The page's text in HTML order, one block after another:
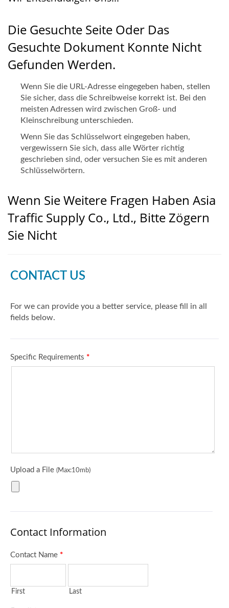
Die Gesuchte Seite Oder Das
Gesuchte Dokument Konnte Nicht
Gefunden Werden.
Wenn Sie die URL-Adresse eingegeben haben, stellen
Sie sicher, dass die Schreibweise korrekt ist. Bei den
meisten Adressen wird zwischen Groß- und
Kleinschreibung unterschieden.
Wenn Sie das Schlüsselwort eingegeben haben,
vergewissern Sie sich, dass alle Wörter richtig
geschrieben sind, oder versuchen Sie es mit anderen
Schlüsselwörtern.
Wenn Sie Weitere Fragen Haben Asia
Traffic Supply Co., Ltd., Bitte Zögern
Sie Nicht